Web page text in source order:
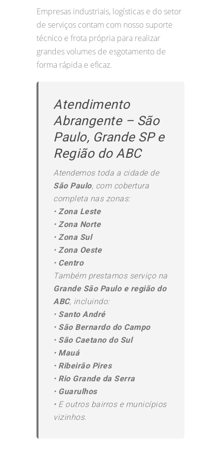
Empresas industriais, logísticas e do setor
de serviços contam com nosso suporte
técnico e frota própria para realizar
grandes volumes de esgotamento de
forma rápida e eficaz.
Atendimento
Abrangente – São
Paulo, Grande SP e
Região do ABC
Atendemos toda a cidade de
São Paulo, com cobertura
completa nas zonas:
• Zona Leste
• Zona Norte
• Zona Sul
• Zona Oeste
• Centro
Também prestamos serviço na
Grande São Paulo e região do
ABC, incluindo:
• Santo André
• São Bernardo do Campo
• São Caetano do Sul
• Mauá
• Ribeirão Pires
• Rio Grande da Serra
• Guarulhos
• E outros bairros e municípios
vizinhos.